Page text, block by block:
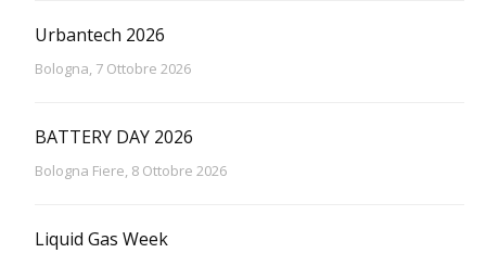
Urbantech 2026
Bologna, 7 Ottobre 2026
BATTERY DAY 2026
Bologna Fiere, 8 Ottobre 2026
Liquid Gas Week